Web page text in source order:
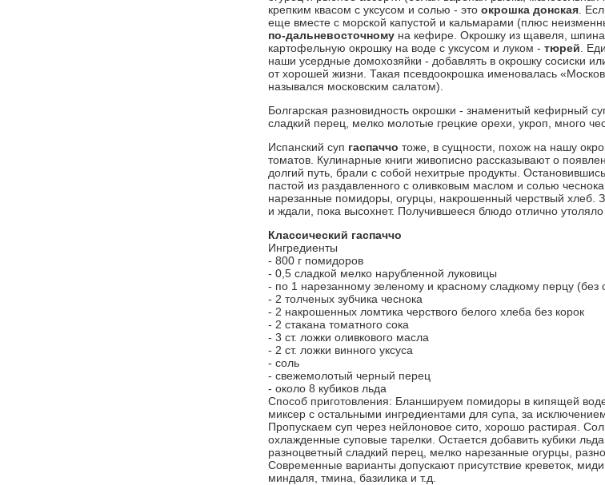
крепким квасом с уксусом и солью - это окрошка донская .
еще вместе с морской капустой и кальмарами (плюс
по-дальневосточному на кефире. Окрошку из щавеля,
картофельную окрошку на воде с уксусом и луком - тюрей .
наши усердные домохозяйки - добавлять в окрошку сосиски
от хорошей жизни. Такая псевдоокрошка именовалась
назывался московским салатом).
Болгарская разновидность окрошки - знаменитый кефирный
сладкий перец, мелко молотые грецкие орехи, укроп, много
Испанский суп гаспаччо тоже, в сущности, похож на нашу
томатов. Кулинарные книги живописно рассказывают о
долгий путь, брали с собой нехитрые продукты.
пастой из раздавленного с оливковым маслом и солью
нарезанные помидоры, огурцы, накрошенный черствый хлеб.
и ждали, пока высохнет. Получившееся блюдо отлично
Классический гаспаччо
Ингредиенты
- 800 г помидоров
- 0,5 сладкой мелко нарубленной луковицы
- по 1 нарезанному зеленому и красному сладкому перцу (без
- 2 толченых зубчика чеснока
- 2 накрошенных ломтика черствого белого хлеба без корок
- 2 стакана томатного сока
- 3 ст. ложки оливкового масла
- 2 ст. ложки винного уксуса
- соль
- свежемолотый черный перец
- около 8 кубиков льда
Способ приготовления: Бланшируем помидоры в кипящей
миксер с остальными ингредиентами для супа, за
Пропускаем суп через нейлоновое сито, хорошо растирая.
охлажденные суповые тарелки. Остается добавить кубики
разноцветный сладкий перец, мелко нарезанные огурцы,
Современные варианты допускают присутствие креветок,
миндаля, тмина, базилика и т.д.